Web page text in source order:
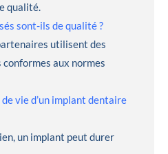
qualité.
sont-ils de qualité ?
utilisent des
aux normes
vie d’un implant dentaire
un implant peut durer